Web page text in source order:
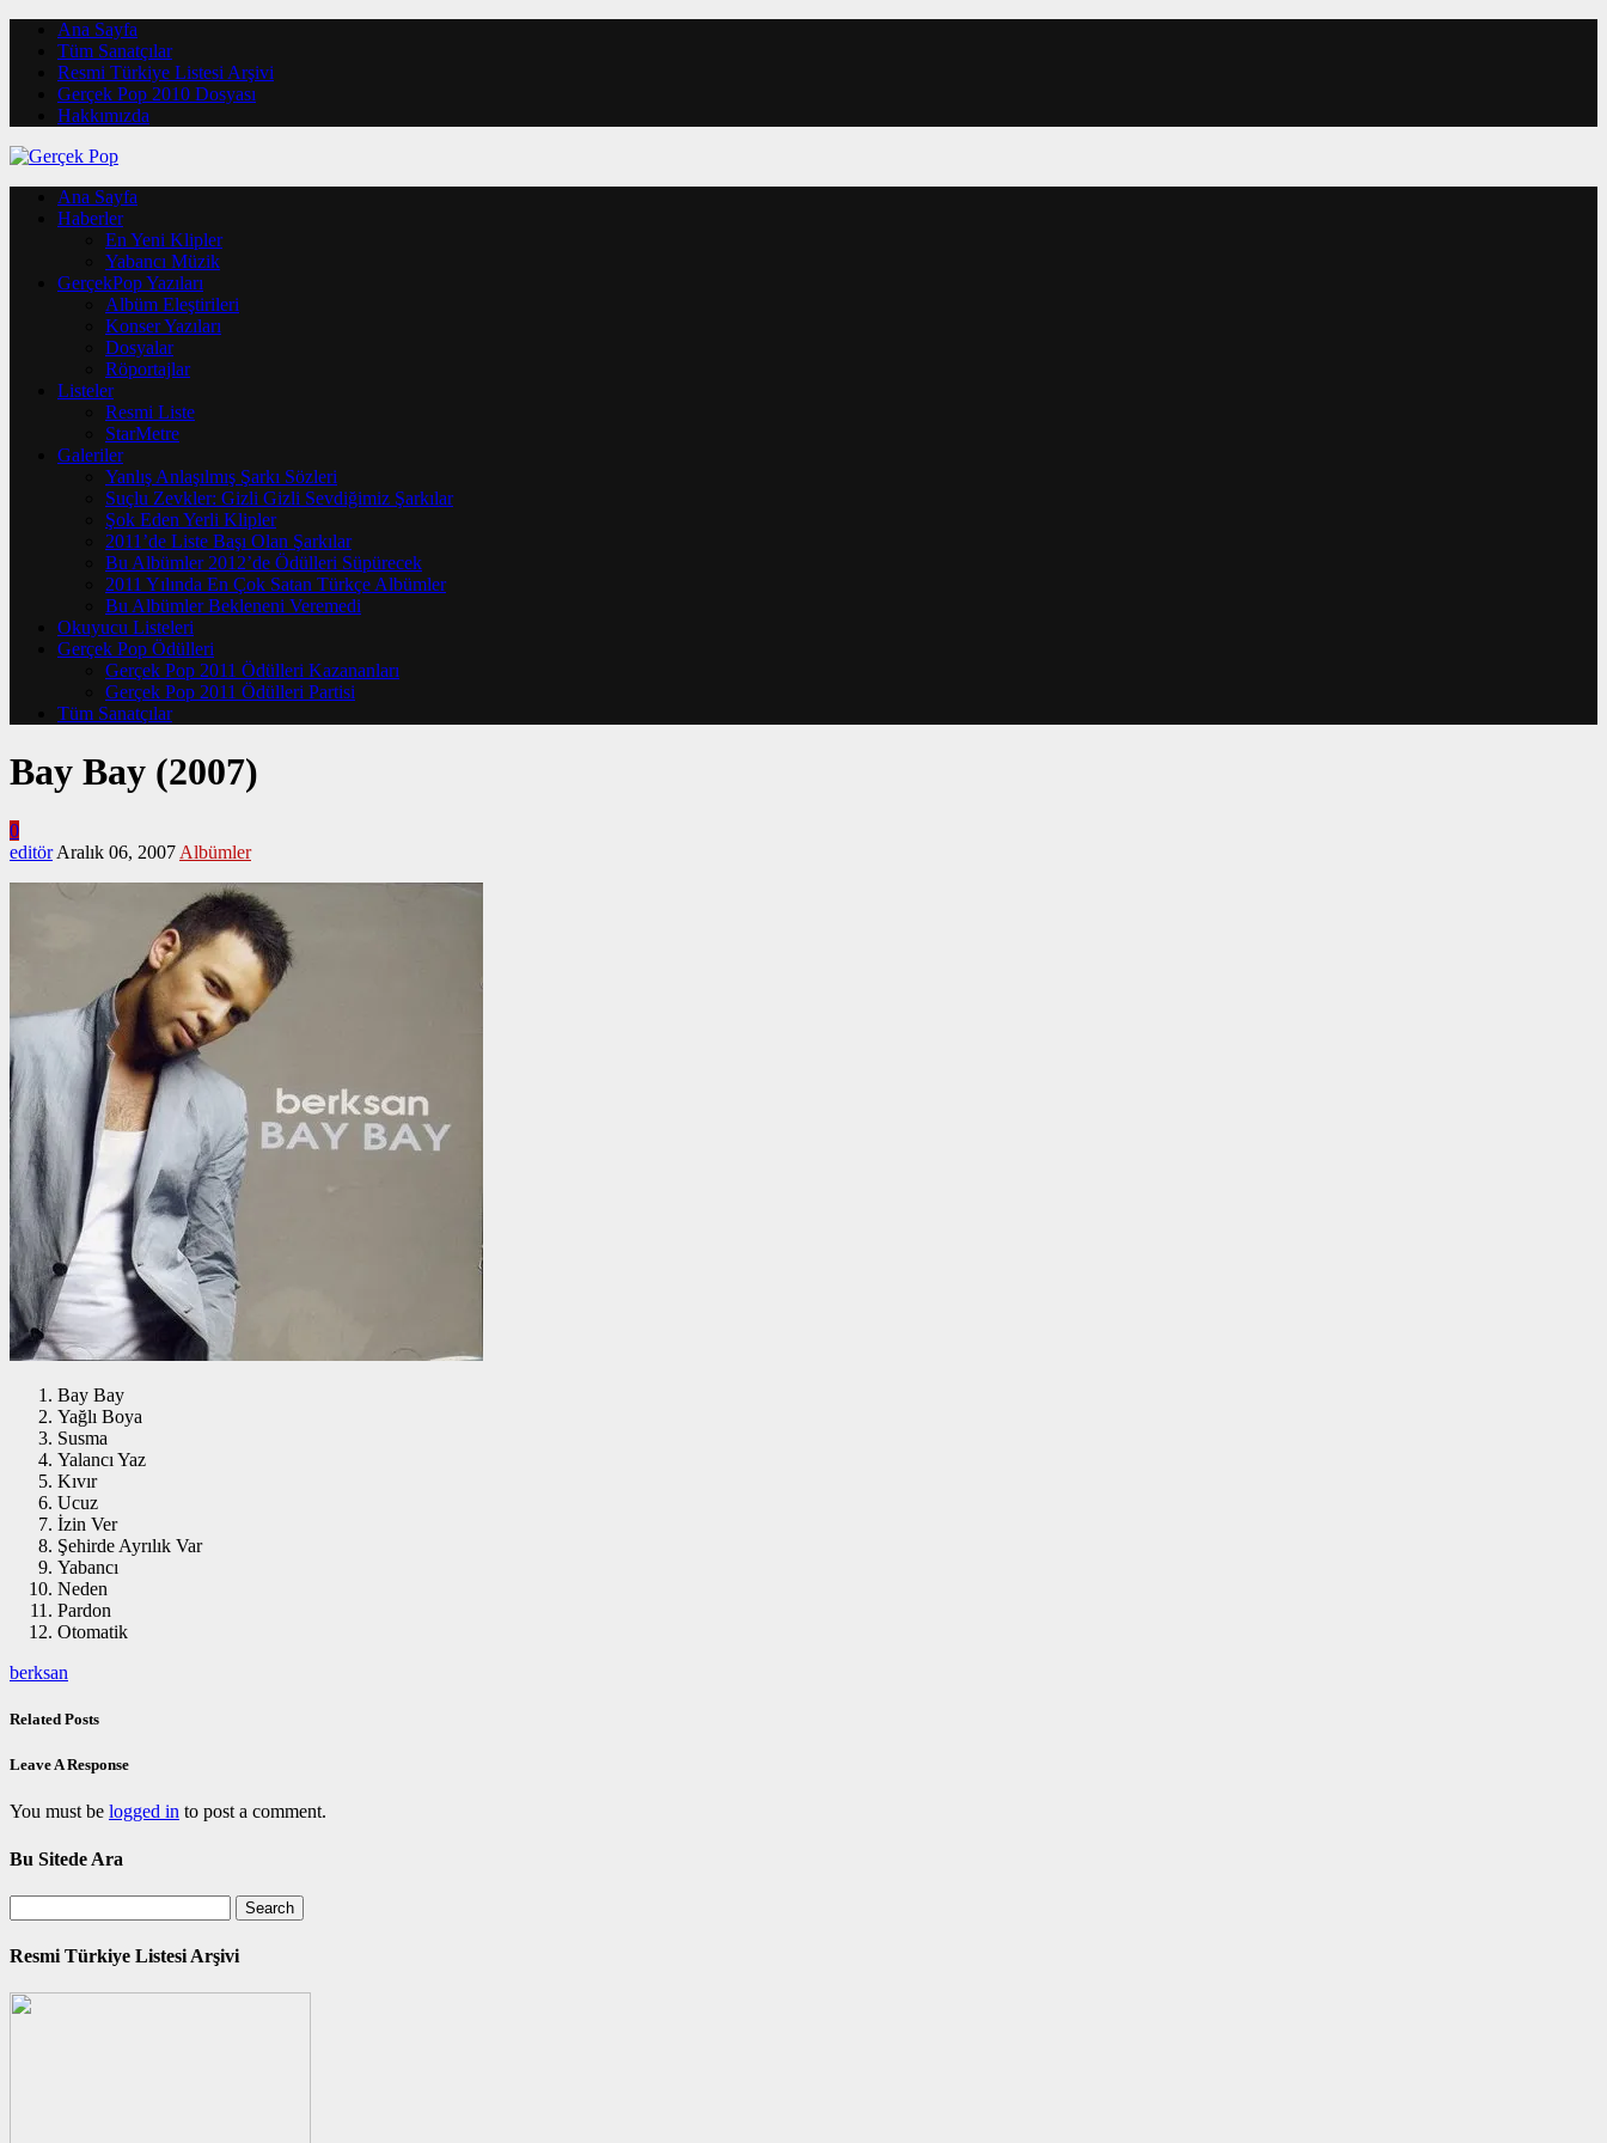
Ana Sayfa
Tüm Sanatçılar
Resmi Türkiye Listesi Arşivi
Gerçek Pop 2010 Dosyası
Hakkımızda
Ana Sayfa
Haberler
En Yeni Klipler
Yabancı Müzik
GerçekPop Yazıları
Albüm Eleştirileri
Konser Yazıları
Dosyalar
Röportajlar
Listeler
Resmi Liste
StarMetre
Galeriler
Yanlış Anlaşılmış Şarkı Sözleri
Suçlu Zevkler: Gizli Gizli Sevdiğimiz Şarkılar
Şok Eden Yerli Klipler
2011’de Liste Başı Olan Şarkılar
Bu Albümler 2012’de Ödülleri Süpürecek
2011 Yılında En Çok Satan Türkçe Albümler
Bu Albümler Bekleneni Veremedi
Okuyucu Listeleri
Gerçek Pop Ödülleri
Gerçek Pop 2011 Ödülleri Kazananları
Gerçek Pop 2011 Ödülleri Partisi
Tüm Sanatçılar
Bay Bay (2007)
0
editör Aralık 06, 2007 Albümler
Bay Bay
Yağlı Boya
Susma
Yalancı Yaz
Kıvır
Ucuz
İzin Ver
Şehirde Ayrılık Var
Yabancı
Neden
Pardon
Otomatik
berksan
Related Posts
Leave A Response
You must be logged in to post a comment.
Bu Sitede Ara
Resmi Türkiye Listesi Arşivi